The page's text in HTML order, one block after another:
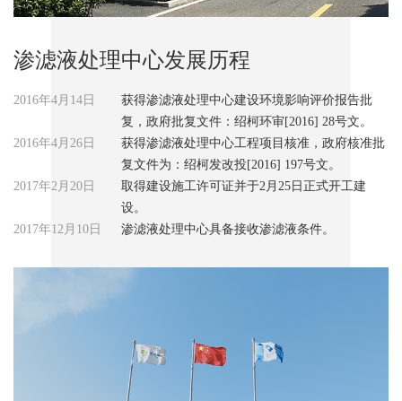
渗滤液处理中心发展历程
2016年4月14日
获得渗滤液处理中心建设环境影响评价报告批
复，政府批复文件：绍柯环审[2016] 28号文。
2016年4月26日
获得渗滤液处理中心工程项目核准，政府核准批
复文件为：绍柯发改投[2016] 197号文。
2017年2月20日
取得建设施工许可证并于2月25日正式开工建
设。
2017年12月10日
渗滤液处理中心具备接收渗滤液条件。